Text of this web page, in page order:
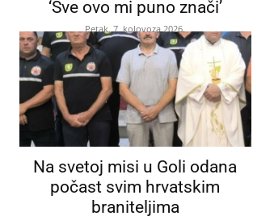
‘Sve ovo mi puno znači’
Petak, 7. kolovoza 2026.
Na svetoj misi u Goli odana
počast svim hrvatskim
braniteljima